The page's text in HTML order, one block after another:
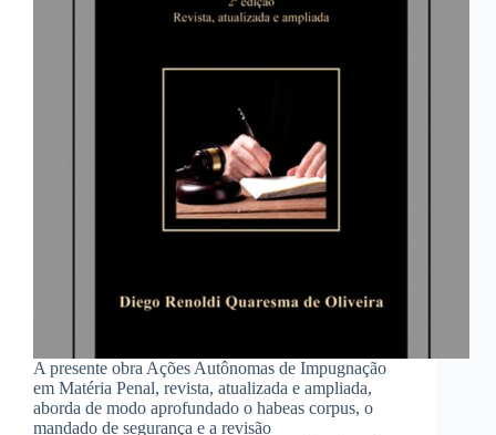
A presente obra Ações Autônomas de Impugnação
em Matéria Penal, revista, atualizada e ampliada,
aborda de modo aprofundado o habeas corpus, o
mandado de segurança e a revisão